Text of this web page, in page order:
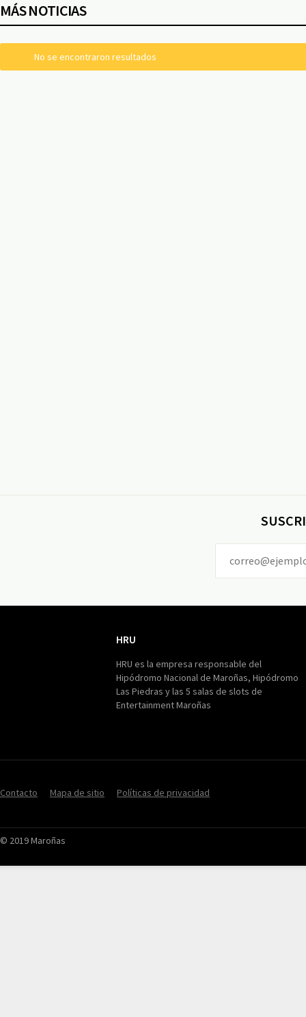
MÁS NOTICIAS
No se encontraron resultados
HRU
HRU es la empresa responsable del
Hipódromo Nacional de Maroñas, Hipódromo
Las Piedras y las 5 salas de slots de
Entertainment Maroñas
Contacto Mapa de sitio Políticas de privacidad
© 2019 Maroñas